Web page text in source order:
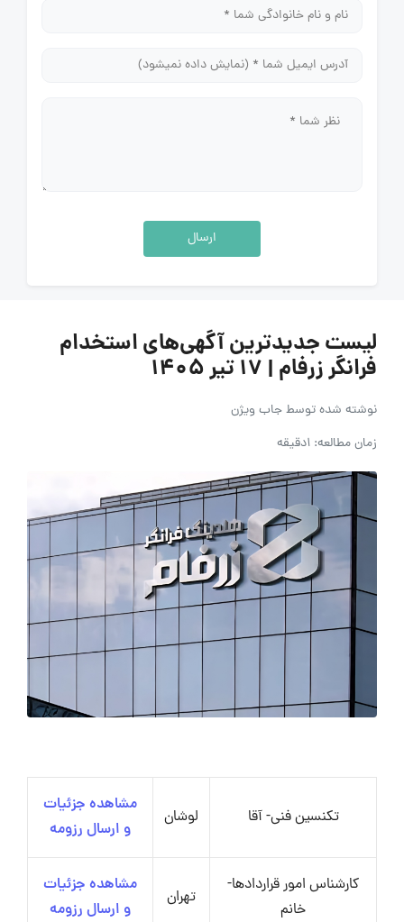
ارسال
لیست جدیدترین آگهی‌های استخدام
فرانگر زرفام | ۱۷ تیر ۱۴۰۵
نوشته شده توسطجاب ویژن
زمان مطالعه: 1دقیقه
تکنسین فنی- آقا لوشان
مشاهده جزئیات
و ارسال رزومه
کارشناس امور قراردادها-
خانم
تهران
مشاهده جزئیات
و ارسال رزومه